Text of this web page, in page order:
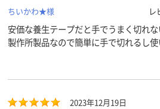
ちいかわ★様
レ
安価な養生テープだと手でうまく切れ
製作所製品なので簡単に手で切れるし
2023年12月19日